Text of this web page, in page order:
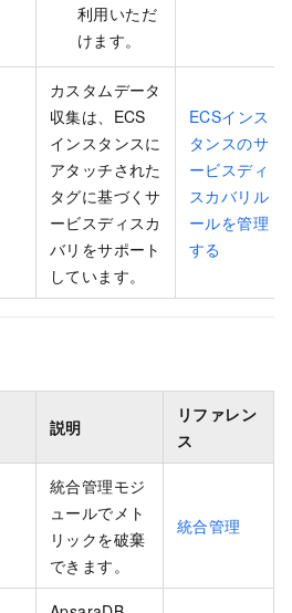
利用いただ
けます。
カスタムデータ
収集は、ECS
インスタンスに
アタッチされた
タグに基づくサ
ービスディスカ
バリをサポート
しています。
ECSインス
タンスのサ
ービスディ
スカバリル
ールを管理
する
説明
リファレン
ス
統合管理モジ
ュールでメト
リックを破棄
できます。
統合管理